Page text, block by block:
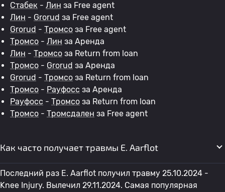
Стабек - Лин за Free agent
Лин - Grorud за Free agent
Grorud - Тромсо за Free agent
Тромсо - Лин за Аренда
Лин - Тромсо за Return from loan
Тромсо - Grorud за Аренда
Grorud - Тромсо за Return from loan
Тромсо - Рауфосс за Аренда
Рауфосс - Тромсо за Return from loan
Тромсо - Тромсдален за Free agent
Как часто получает травмы E. Aarflot
Последний раз E. Aarflot получил травму 25.10.2024 -
Knee Injury. Вылечил 29.11.2024. Самая популярная